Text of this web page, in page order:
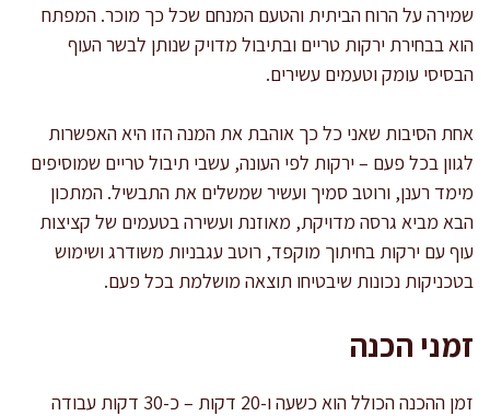
שמירה על הרוח הביתית והטעם המנחם שכל כך מוכר. המפתח
הוא בבחירת ירקות טריים ובתיבול מדויק שנותן לבשר העוף
הבסיסי עומק וטעמים עשירים.
אחת הסיבות שאני כל כך אוהבת את המנה הזו היא האפשרות
לגוון בכל פעם – ירקות לפי העונה, עשבי תיבול טריים שמוסיפים
מימד רענן, ורוטב סמיך ועשיר שמשלים את התבשיל. המתכון
הבא מביא גרסה מדויקת, מאוזנת ועשירה בטעמים של קציצות
עוף עם ירקות בחיתוך מוקפד, רוטב עגבניות משודרג ושימוש
בטכניקות נכונות שיבטיחו תוצאה מושלמת בכל פעם.
זמני הכנה
זמן ההכנה הכולל הוא כשעה ו-20 דקות – כ-30 דקות עבודה